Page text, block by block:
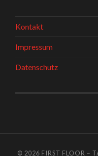
Kontakt
Impressum
Datenschutz
© 2026 FIRST FLOOR –